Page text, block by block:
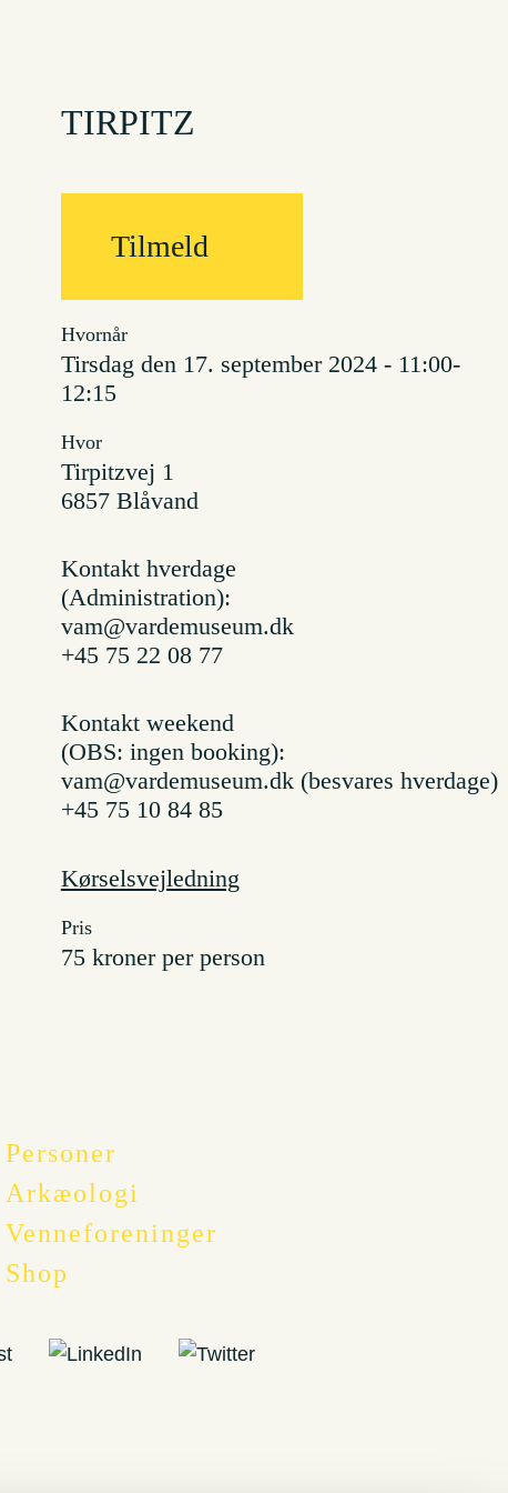
TIRPITZ
Tilmeld
Hvornår
tirsdag den 17. september 2024 - 11:00-
12:15
Hvor
Tirpitzvej 1
6857 Blåvand
Kontakt hverdage
(Administration):
vam@vardemuseum.dk
+45 75 22 08 77
Kontakt weekend
(OBS: ingen booking):
vam@vardemuseum.dk (besvares hverdage)
+45 75 10 84 85
Kørselsvejledning
Pris
75 kroner per person
Personer
Arkæologi
Venneforeninger
Shop